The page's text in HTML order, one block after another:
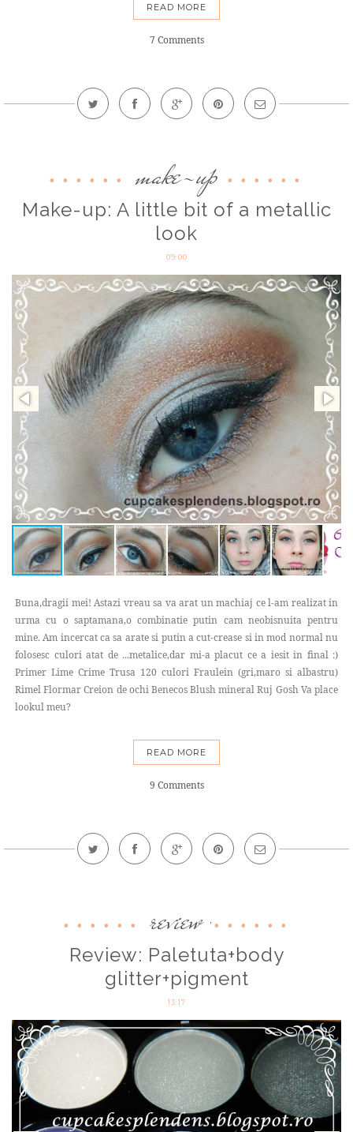
READ MORE
7 Comments
make-up
Make-up: A little bit of a metallic
look
09:00
Buna,dragii mei! Astazi vreau sa va arat un machiaj ce l-am realizat in
urma cu o saptamana,o combinatie putin cam neobisnuita pentru
mine. Am incercat ca sa arate si putin a cut-crease si in mod normal nu
folosesc culori atat de ...metalice,dar mi-a placut ce a iesit in final :)
Primer Lime Crime Trusa 120 culori Fraulein (gri,maro si albastru)
Rimel Flormar Creion de ochi Benecos Blush mineral Ruj Gosh Va place
lookul meu?
READ MORE
9 Comments
review ,
Review: Paletuta+body
glitter+pigment
13:17